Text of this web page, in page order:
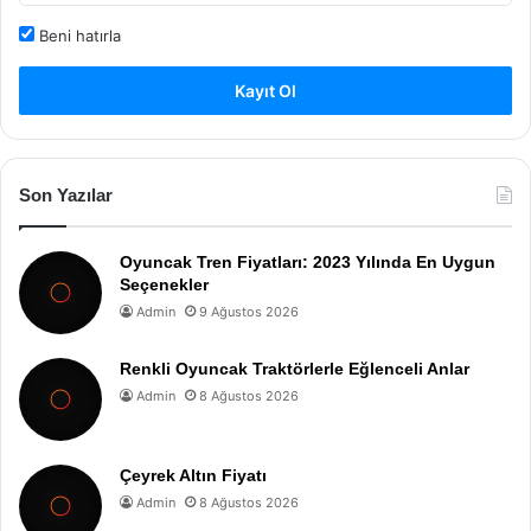
Beni hatırla
Kayıt Ol
Son Yazılar
Oyuncak Tren Fiyatları: 2023 Yılında En Uygun
Seçenekler
Admin 9 Ağustos 2026
Renkli Oyuncak Traktörlerle Eğlenceli Anlar
Admin 8 Ağustos 2026
Çeyrek Altın Fiyatı
Admin 8 Ağustos 2026